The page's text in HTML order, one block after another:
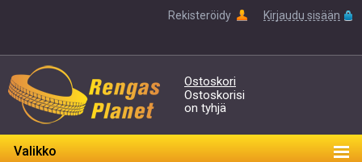
Rekisteröidy Kirjaudu sisään
Ostoskori
Ostoskorisi
on tyhjä
Valikko